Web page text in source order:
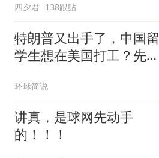
四夕君 138跟贴
特朗普又出手了，中国留
学生想在美国打工？先孝
环球简说
讲真，是球网先动手
的！！！